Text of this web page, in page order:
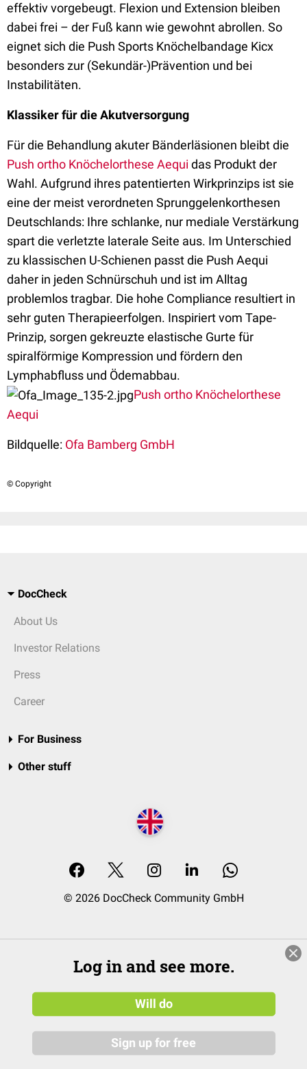
effektiv vorgebeugt. Flexion und Extension bleiben
dabei frei – der Fuß kann wie gewohnt abrollen. So
eignet sich die Push Sports Knöchelbandage Kicx
besonders zur (Sekundär-)Prävention und bei
Instabilitäten.
Klassiker für die Akutversorgung
Für die Behandlung akuter Bänderläsionen bleibt die
Push ortho Knöchelorthese Aequi das Produkt der
Wahl. Aufgrund ihres patentierten Wirkprinzips ist sie
eine der meist verordneten Sprunggelenkorthesen
Deutschlands: Ihre schlanke, nur mediale Verstärkung
spart die verletzte laterale Seite aus. Im Unterschied
zu klassischen U-Schienen passt die Push Aequi
daher in jeden Schnürschuh und ist im Alltag
problemlos tragbar. Die hohe Compliance resultiert in
sehr guten Therapieerfolgen. Inspiriert vom Tape-
Prinzip, sorgen gekreuzte elastische Gurte für
spiralförmige Kompression und fördern den
Lymphabfluss und Ödemabbau.
Push ortho Knöchelorthese
Aequi
Bildquelle: Ofa Bamberg GmbH
© Copyright
DocCheck
About Us
Investor Relations
Press
Career
For Business
Other stuff
© 2026 DocCheck Community GmbH
Log in and see more.
Will do
Sign up for free